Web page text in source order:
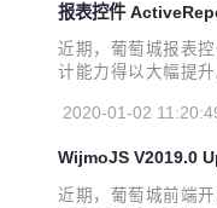
报表控件
近期，葡萄城报表
计能力得以大幅提
2020-01-02
WijmoJS V2019.0
近期，葡萄城前端